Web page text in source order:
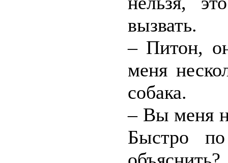
вызвать.
– Питон,
меня
собака.
– Вы меня
Быстро